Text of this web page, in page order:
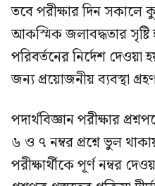
তবে পরীক্ষার দিন সকালে
আকস্মিক জলাবদ্ধতার সৃষ্টি
পরিবর্তনের নির্দেশ দেওয়া
জন্য প্রয়োজনীয় ব্যবস্থা
পদার্থবিজ্ঞান পরীক্ষার
৬ ও ৭ নম্বর প্রশ্নে ভুল
পরীক্ষার্থীকে পূর্ণ নম্বর